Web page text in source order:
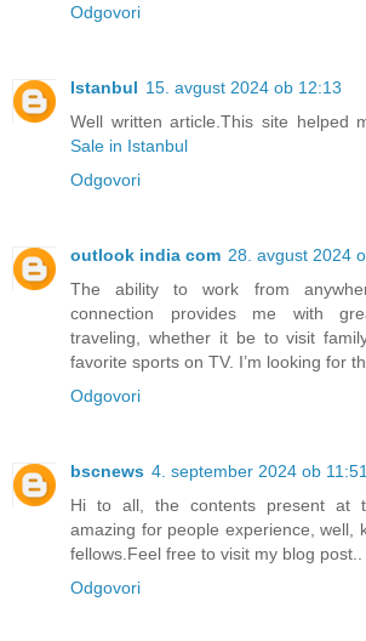
Odgovori
Istanbul 15. avgust 2024 ob 12:13
Well written article.This site helped
Sale in Istanbul
Odgovori
outlook india com 28. avgust 2024
The ability to work from
connection provides me with
traveling, whether it be to visit
favorite sports on TV. I’m looking for
Odgovori
bscnews 4. september 2024 ob 11:51
Hi to all, the contents present at
amazing for people experience, well,
fellows.Feel free to visit my blog post..
Odgovori